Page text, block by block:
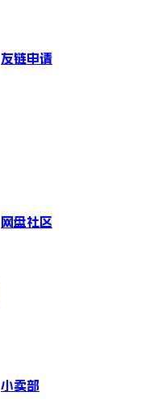
友链申请
网盘社区
小卖部